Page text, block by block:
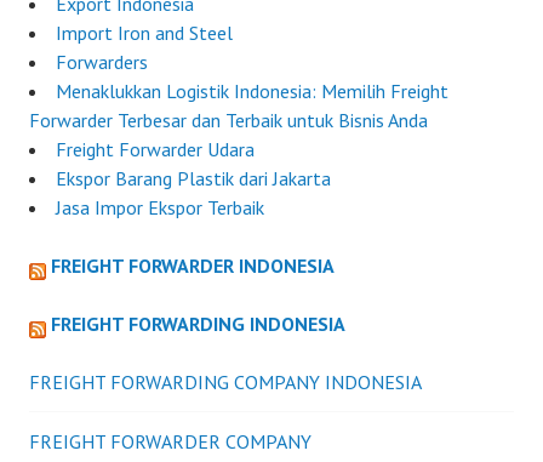
Import Iron and Steel
Forwarders
Menaklukkan Logistik Indonesia: Memilih Freight
Forwarder Terbesar dan Terbaik untuk Bisnis Anda
Freight Forwarder Udara
Ekspor Barang Plastik dari Jakarta
Jasa Impor Ekspor Terbaik
FREIGHT FORWARDER INDONESIA
FREIGHT FORWARDING INDONESIA
FREIGHT FORWARDING COMPANY INDONESIA
FREIGHT FORWARDER COMPANY